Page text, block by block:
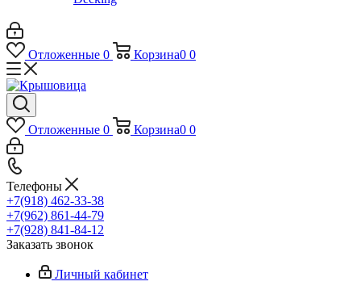
Отложенные 0 Корзина0 0
Отложенные 0 Корзина0 0
Телефоны
+7(918) 462-33-38
+7(962) 861-44-79
+7(928) 841-84-12
Заказать звонок
Личный кабинет